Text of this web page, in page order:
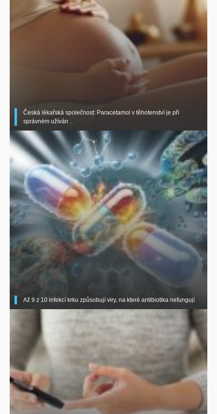
Česká lékařská společnost: Paracetamol v těhotenství je při
správném užíván ..
Až 9 z 10 infekcí krku způsobují viry, na které antibiotika nefungují